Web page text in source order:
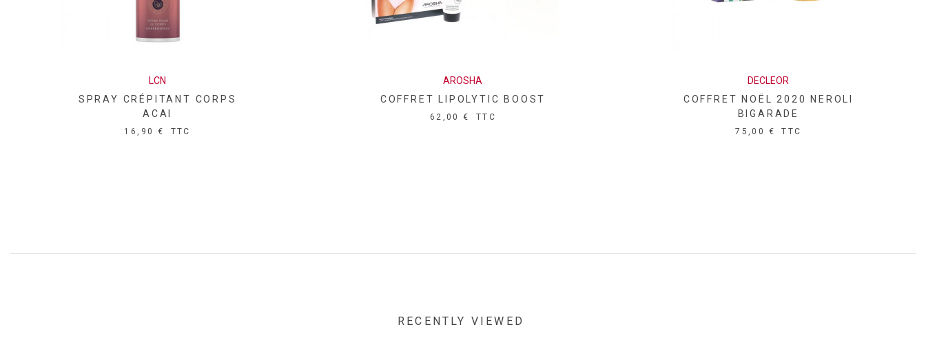
LCN
SPRAY CRÉPITANT CORPS
ACAI
16,90 € TTC
AROSHA
COFFRET LIPOLYTIC BOOST
62,00 € TTC
DECLEOR
COFFRET NOËL 2020 NEROLI
BIGARADE
75,00 € TTC
RECENTLY VIEWED